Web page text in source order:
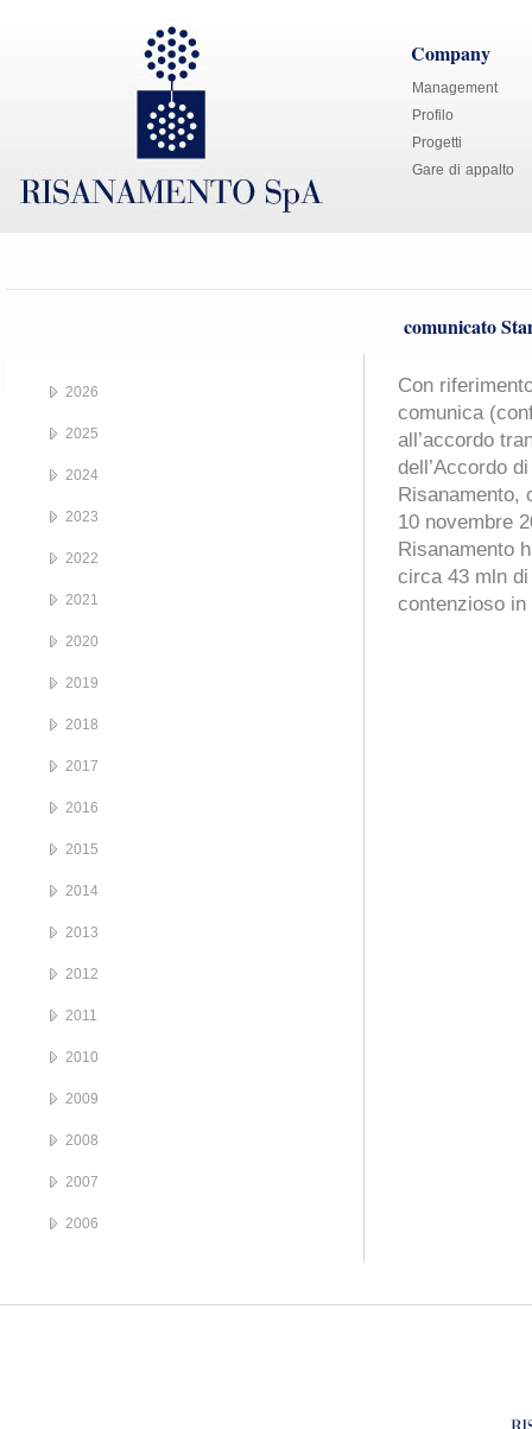
Company
Management
Profilo
Progetti
Gare di appalto
comunicato
Con
comunica
all’accordo
dell’Accordo
Risanamento,
10 novembre
Risanamento
circa 43 mln
contenzioso
2026
2025
2024
2023
2022
2021
2020
2019
2018
2017
2016
2015
2014
2013
2012
2011
2010
2009
2008
2007
2006